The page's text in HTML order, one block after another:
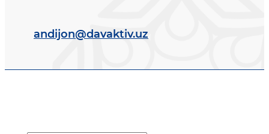
andijon@davaktiv.uz